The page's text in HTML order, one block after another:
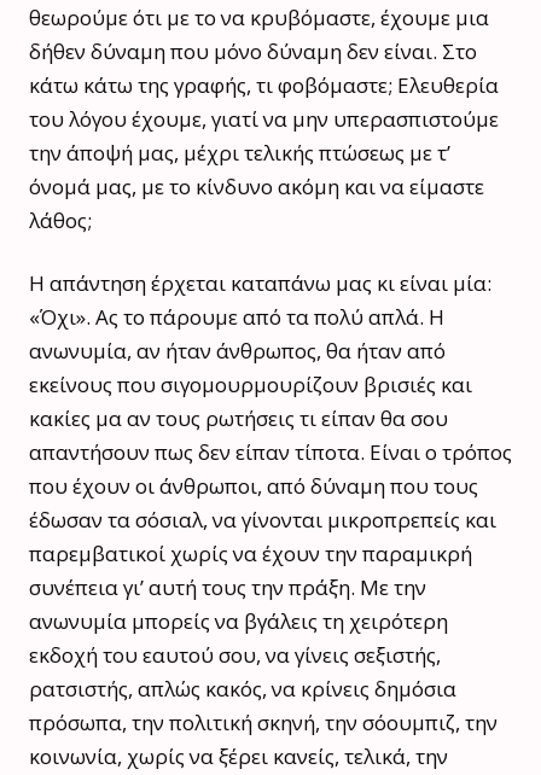
θεωρούμε ότι με το να κρυβόμαστε, έχουμε μια
δήθεν δύναμη που μόνο δύναμη δεν είναι. Στο
κάτω κάτω της γραφής, τι φοβόμαστε; Ελευθερία
του λόγου έχουμε, γιατί να μην υπερασπιστούμε
την άποψή μας, μέχρι τελικής πτώσεως με τ’
όνομά μας, με το κίνδυνο ακόμη και να είμαστε
λάθος;
Η απάντηση έρχεται καταπάνω μας κι είναι μία:
«Όχι». Ας το πάρουμε από τα πολύ απλά. Η
ανωνυμία, αν ήταν άνθρωπος, θα ήταν από
εκείνους που σιγομουρμουρίζουν βρισιές και
κακίες μα αν τους ρωτήσεις τι είπαν θα σου
απαντήσουν πως δεν είπαν τίποτα. Είναι ο τρόπος
που έχουν οι άνθρωποι, από δύναμη που τους
έδωσαν τα σόσιαλ, να γίνονται μικροπρεπείς και
παρεμβατικοί χωρίς να έχουν την παραμικρή
συνέπεια γι’ αυτή τους την πράξη. Με την
ανωνυμία μπορείς να βγάλεις τη χειρότερη
εκδοχή του εαυτού σου, να γίνεις σεξιστής,
ρατσιστής, απλώς κακός, να κρίνεις δημόσια
πρόσωπα, την πολιτική σκηνή, την σόουμπιζ, την
κοινωνία, χωρίς να ξέρει κανείς, τελικά, την